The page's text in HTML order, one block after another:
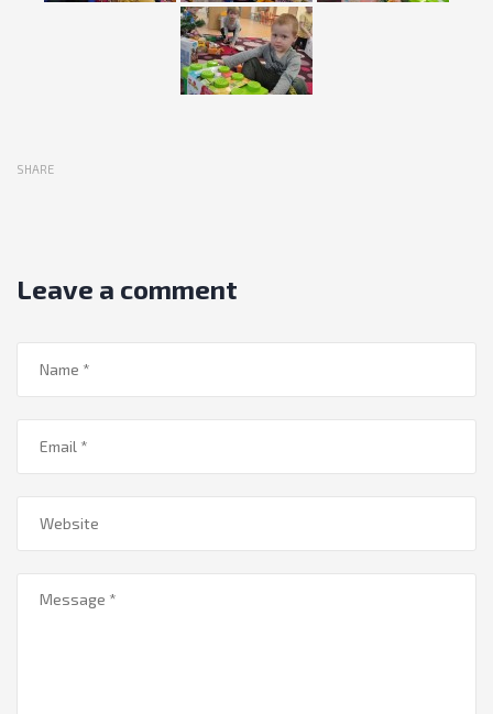
SHARE
Leave a comment